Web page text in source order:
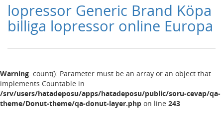
lopressor Generic Brand Köpa
billiga lopressor online Europa
Warning: count(): Parameter must be an array or an object that
implements Countable in
/srv/users/hatadeposu/apps/hatadeposu/public/soru-cevap/qa-
theme/Donut-theme/qa-donut-layer.php on line 243